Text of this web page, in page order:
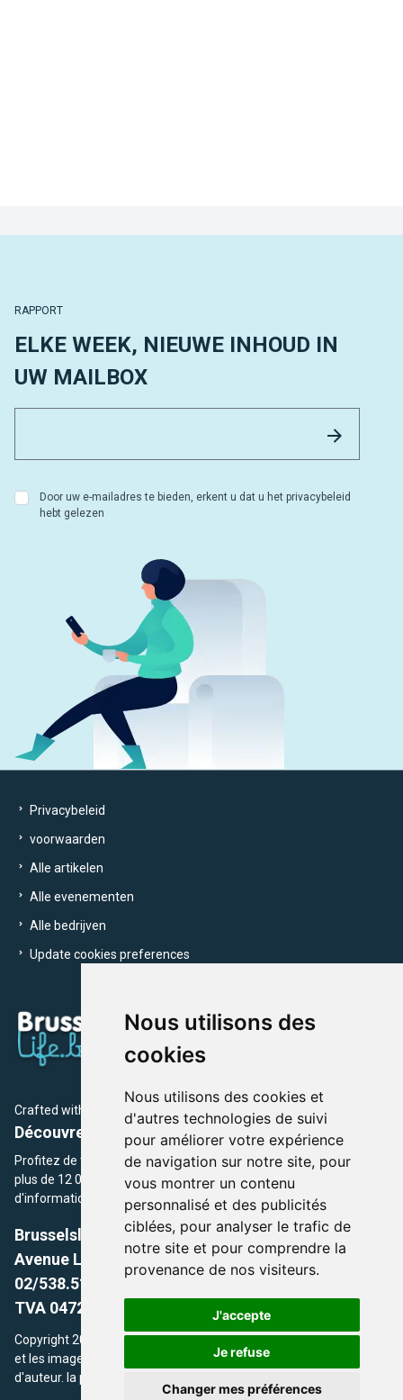
Nous utilisons des
cookies
Nous utilisons des cookies et
d'autres technologies de suivi
pour améliorer votre expérience
de navigation sur notre site, pour
vous montrer un contenu
personnalisé et des publicités
ciblées, pour analyser le trafic de
notre site et pour comprendre la
provenance de nos visiteurs.
J'accepte
Je refuse
Changer mes préférences
RAPPORT
ELKE WEEK, NIEUWE INHOUD IN
UW MAILBOX
Door uw e-mailadres te bieden, erkent u dat u het privacybeleid
hebt gelezen
Privacybeleid
voorwaarden
Alle artikelen
Alle evenementen
Alle bedrijven
Update cookies preferences
Crafted with by Brusselslife Team
Découvrez plus de 12 000 adresses et événements
Profitez de toutes les sections de BrusselsLife.be et découvrez
plus de 12 000 adresses et un grand choix d'événements,
d'informations et de conseils et astuces de notre écriture.
Brusselslife.be
Avenue Louise, 500 -1050 Ixelles, Brussels,
02/538.51.49.
TVA 0472.281.221
Copyright 2026 © Brusselslife.be Tous droits réservés. Le contenu
et les images utilisés sur ce site sont protégés par le droit
d'auteur. la propriétaires respectifs.